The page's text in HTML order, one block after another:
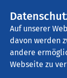
Auf unserer
davon werden
andere
Webseite zu
AMEOS Pflege